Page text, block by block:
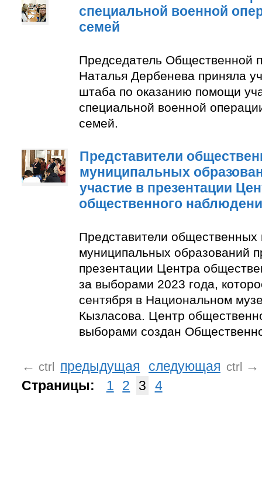
специальной военной
семей
Председатель Общественной
Наталья Дербенева приняла
штаба по оказанию помощи
специальной военной
семей.
Представители
муниципальных
участие в презентации
общественного
Представители общественных
муниципальных образований
презентации Центра
за выборами 2023 года,
сентября в Национальном
Кызласова. Центр
выборами создан
← ctrl предыдущая следующая ctrl
→
Страницы:
1 2 3 4